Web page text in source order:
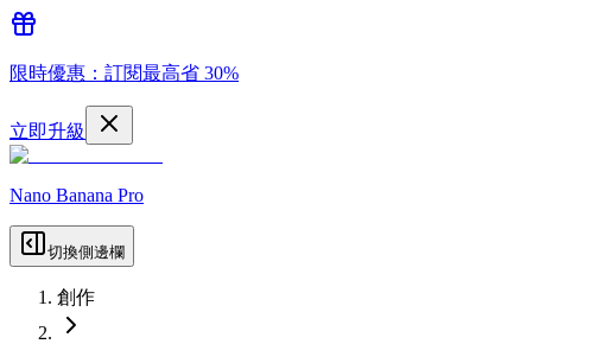
限時優惠：訂閱最高省 30%
立即升級
Nano Banana Pro
切換側邊欄
創作